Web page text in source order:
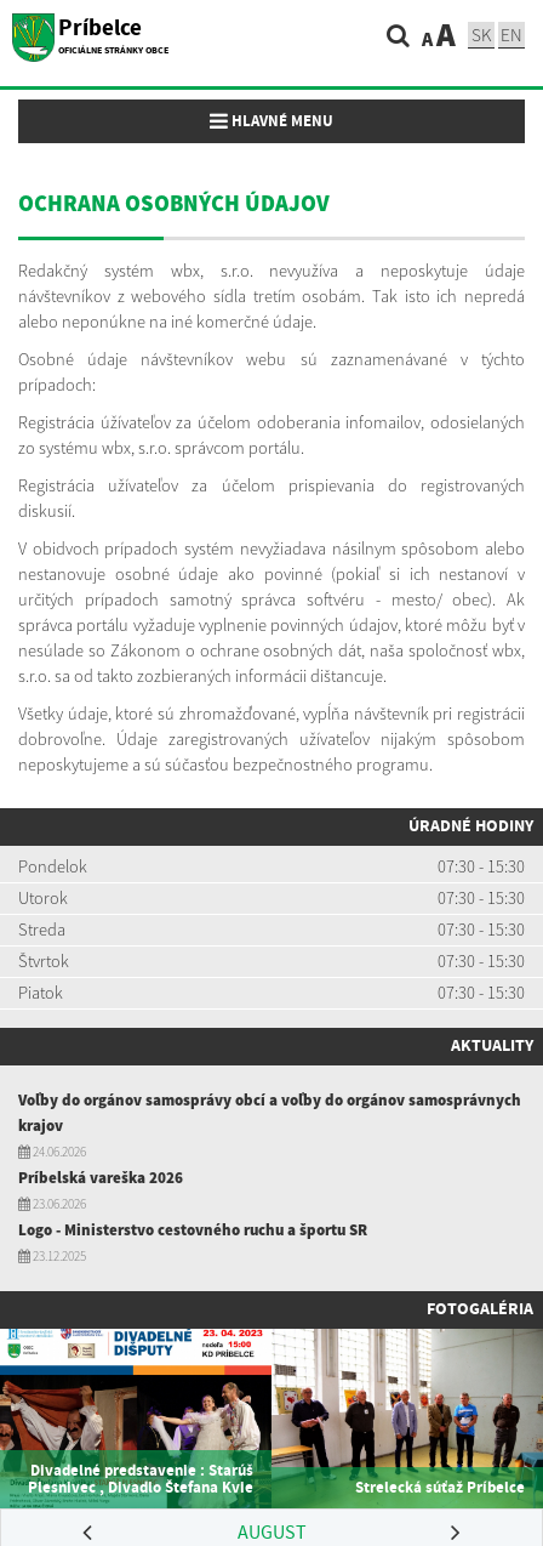
Príbelce
OFICIÁLNE STRÁNKY OBCE AA SK EN
Toggle navigation
HLAVNÉ MENU
OCHRANA OSOBNÝCH ÚDAJOV
Redakčný systém wbx, s.r.o. nevyužíva a neposkytuje údaje
návštevníkov z webového sídla tretím osobám. Tak isto ich nepredá
alebo neponúkne na iné komerčné údaje.
Osobné údaje návštevníkov webu sú zaznamenávané v týchto
prípadoch:
Registrácia úžívateľov za účelom odoberania infomailov, odosielaných
zo systému wbx, s.r.o. správcom portálu.
Registrácia užívateľov za účelom prispievania do registrovaných
diskusií.
V obidvoch prípadoch systém nevyžiadava násilnym spôsobom alebo
nestanovuje osobné údaje ako povinné (pokiaľ si ich nestanoví v
určitých prípadoch samotný správca softvéru - mesto/ obec). Ak
správca portálu vyžaduje vyplnenie povinných údajov, ktoré môžu byť v
nesúlade so Zákonom o ochrane osobných dát, naša spoločnosť wbx,
s.r.o. sa od takto zozbieraných informácii dištancuje.
Všetky údaje, ktoré sú zhromažďované, vypĺňa návštevník pri registrácii
dobrovoľne. Údaje zaregistrovaných užívateľov nijakým spôsobom
neposkytujeme a sú súčasťou bezpečnostného programu.
ÚRADNÉ HODINY
Pondelok
07:30 - 15:30
Utorok
07:30 - 15:30
Streda
07:30 - 15:30
Štvrtok
07:30 - 15:30
Piatok
07:30 - 15:30
AKTUALITY
Voľby do orgánov samosprávy obcí a voľby do orgánov samosprávnych
krajov
24.06.2026
Príbelská vareška 2026
23.06.2026
Logo - Ministerstvo cestovného ruchu a športu SR
23.12.2025
FOTOGALÉRIA
Divadelné predstavenie : Starúš
Plesnivec , Divadlo Štefana Kvie Strelecká súťaž Príbelce
AUGUST